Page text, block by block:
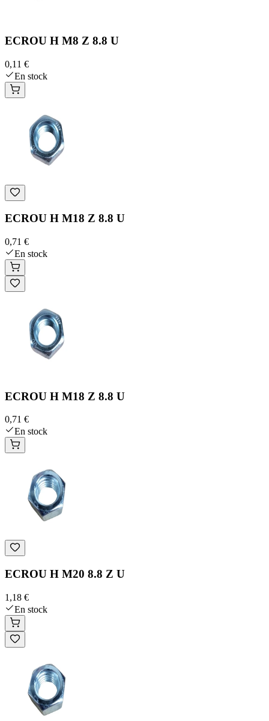
ECROU H M8 Z 8.8 U
0,11 €
En stock
ECROU H M18 Z 8.8 U
0,71 €
En stock
ECROU H M18 Z 8.8 U
0,71 €
En stock
ECROU H M20 8.8 Z U
1,18 €
En stock